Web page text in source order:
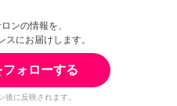
ンの情報を、
スにお届けします。
ォローする
に反映されます。